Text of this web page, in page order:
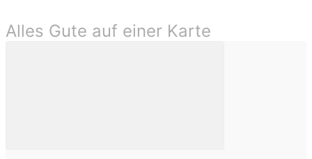
Alles Gute auf einer Karte